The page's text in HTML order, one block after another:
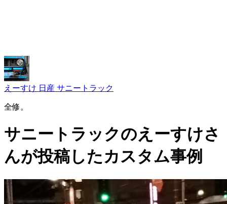
えーすけ 日産 サニートラック
全修。
サニートラックのえーすけさ
んが投稿したカスタム事例